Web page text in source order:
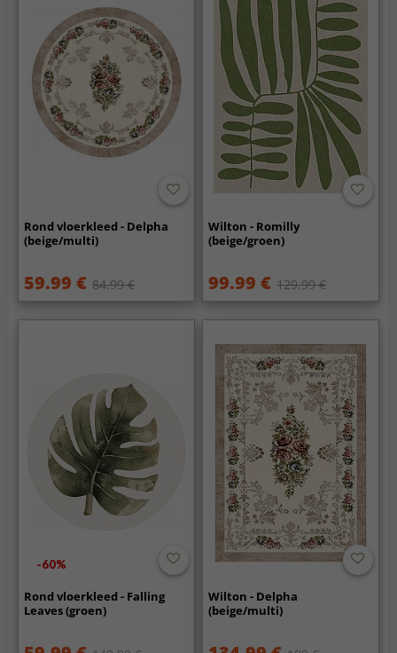
Rond vloerkleed - Delpha
(beige/multi)
59.99 € 84.99 €
Wilton - Romilly
(beige/groen)
99.99 € 129.99 €
-60%
Rond vloerkleed - Falling
Leaves (groen)
Wilton - Delpha
(beige/multi)